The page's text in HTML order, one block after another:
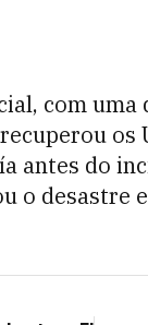
com uma
os
antes do
o desastre